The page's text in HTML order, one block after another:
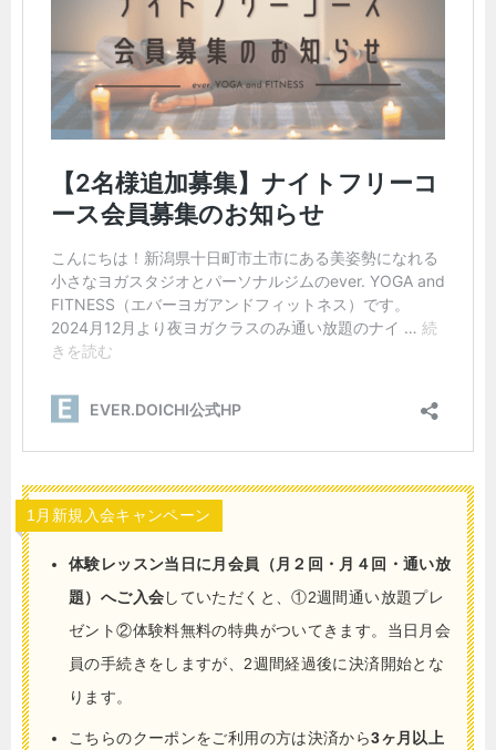
1月新規入会キャンペーン
体験レッスン当日に月会員（月２回・月４回・通い放
題）へご入会していただくと、①2週間通い放題プレ
ゼント②体験料無料の特典がついてきます。当日月会
員の手続きをしますが、2週間経過後に決済開始とな
ります。
こちらのクーポンをご利用の方は決済から3ヶ月以上